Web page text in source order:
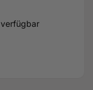
verfügbar